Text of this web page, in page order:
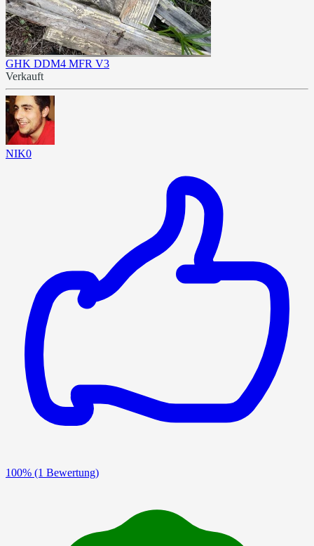
GHK DDM4 MFR V3
Verkauft
NIK0
100% (1 Bewertung)